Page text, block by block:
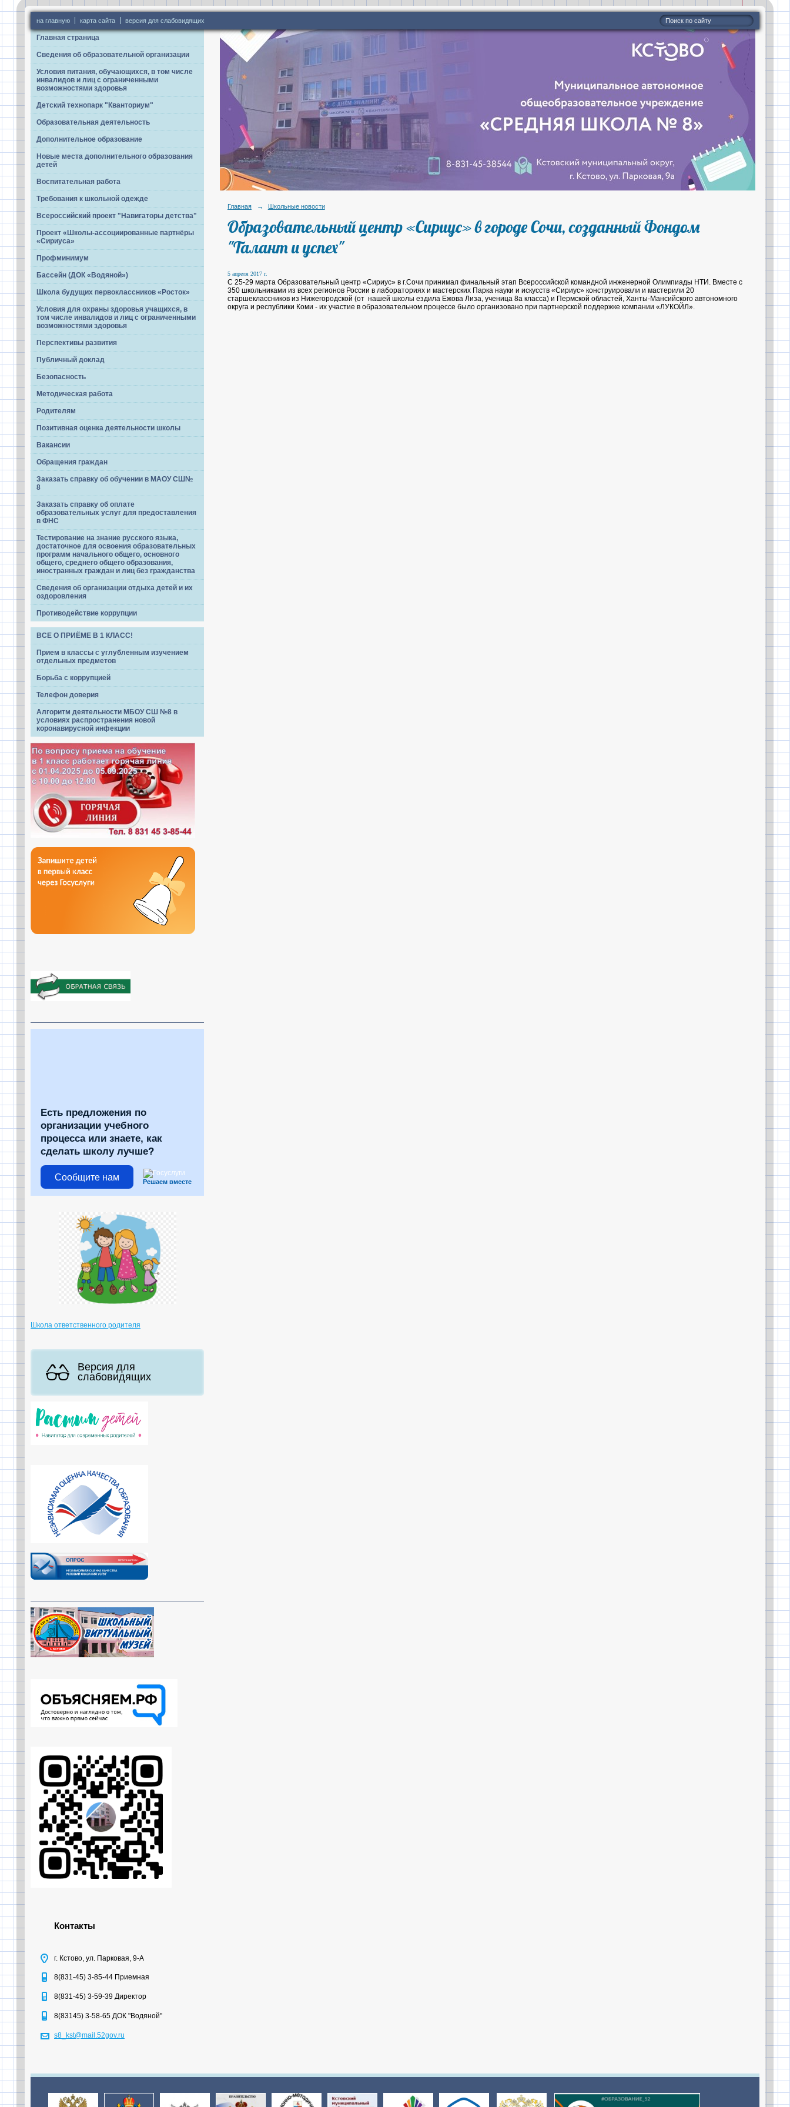
на главную карта сайта версия для слабовидящих
Главная страница
Сведения об образовательной организации
Условия питания, обучающихся, в том числе
инвалидов и лиц с ограниченными
возможностями здоровья
Детский технопарк "Кванториум"
Образовательная деятельность
Дополнительное образование
Новые места дополнительного образования
детей
Воспитательная работа
Требования к школьной одежде
Всероссийский проект "Навигаторы детства"
Проект «Школы-ассоциированные партнёры
«Сириуса»
Профминимум
Бассейн (ДОК «Водяной»)
Школа будущих первоклассников «Росток»
Условия для охраны здоровья учащихся, в
том числе инвалидов и лиц с ограниченными
возможностями здоровья
Перспективы развития
Публичный доклад
Безопасность
Методическая работа
Родителям
Позитивная оценка деятельности школы
Вакансии
Обращения граждан
Заказать справку об обучении в МАОУ СШ№
8
Заказать справку об оплате
образовательных услуг для предоставления
в ФНС
Тестирование на знание русского языка,
достаточное для освоения образовательных
программ начального общего, основного
общего, среднего общего образования,
иностранных граждан и лиц без гражданства
Сведения об организации отдыха детей и их
оздоровления
Противодействие коррупции
ВСЕ О ПРИЁМЕ В 1 КЛАСС!
Прием в классы с углубленным изучением
отдельных предметов
Борьба с коррупцией
Телефон доверия
Алгоритм деятельности МБОУ СШ №8 в
условиях распространения новой
коронавирусной инфекции
Есть предложения по
организации учебного
процесса или знаете, как
сделать школу лучше?
Сообщите нам Решаем вместе
Школа ответственного родителя
Версия для
слабовидящих
Контакты
г. Кстово, ул. Парковая, 9-А
8(831-45) 3-85-44 Приемная
8(831-45) 3-59-39 Директор
8(83145) 3-58-65 ДОК "Водяной"
s8_kst@mail.52gov.ru
Главная → Школьные новости
Образовательный центр «Сириус» в городе Сочи, созданный Фондом
"Талант и успех"
5 апреля 2017 г.
С 25-29 марта Образовательный центр «Сириус» в г.Сочи принимал финальный этап Всероссийской командной инженерной Олимпиады НТИ. Вместе с
350 школьниками из всех регионов России в лабораториях и мастерских Парка науки и искусств «Сириус» конструировали и мастерили 20
старшеклассников из Нижегородской (от нашей школы ездила Ежова Лиза, ученица 8а класса) и Пермской областей, Ханты-Мансийского автономного
округа и республики Коми - их участие в образовательном процессе было организовано при партнерской поддержке компании «ЛУКОЙЛ».